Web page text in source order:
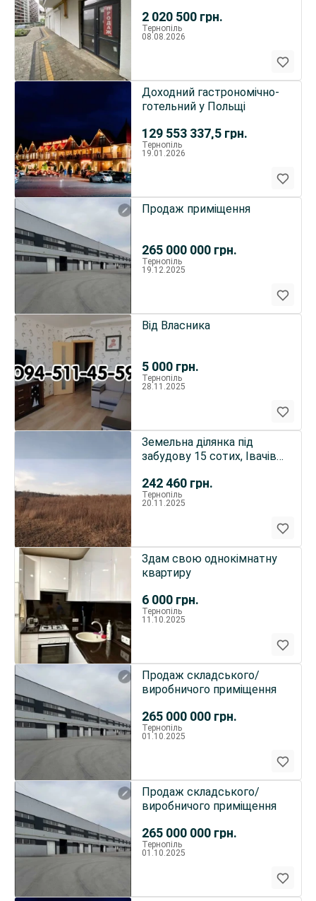
2 020 500 грн.
Тернопіль
08.08.2026
129 553 337,5 грн.
Доходний гастрономічно-
готельний у Польщі
Тернопіль
19.01.2026
265 000 000 грн.
Продаж приміщення
Тернопіль
19.12.2025
5 000 грн.
Від Власника
Тернопіль
28.11.2025
242 460 грн.
Земельна ділянка під
забудову 15 сотих, Івачів
Тернопіль
20.11.2025
6 000 грн.
Здам свою однокімнатну
квартиру
Тернопіль
11.10.2025
265 000 000 грн.
Продаж складського/
виробничого приміщення
Тернопіль
01.10.2025
265 000 000 грн.
Продаж складського/
виробничого приміщення
Тернопіль
01.10.2025